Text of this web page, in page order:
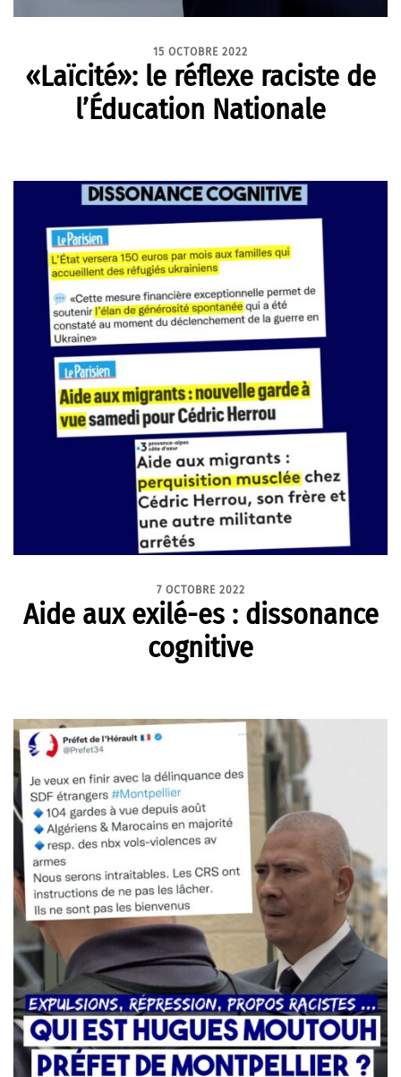
15 OCTOBRE 2022
«Laïcité»: le réflexe raciste de
l’Éducation Nationale
7 OCTOBRE 2022
Aide aux exilé-es : dissonance
cognitive